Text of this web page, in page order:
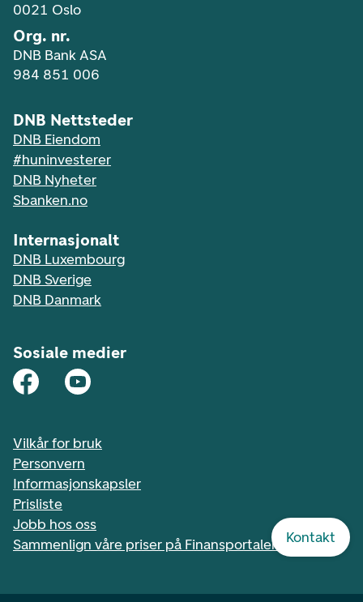
Kontakt
0021 Oslo
Org. nr.
DNB Bank ASA
984 851 006
DNB Nettsteder
DNB Eiendom
#huninvesterer
DNB Nyheter
Sbanken.no
Internasjonalt
DNB Luxembourg
DNB Sverige
DNB Danmark
Sosiale medier
Vilkår for bruk
Personvern
Informasjonskapsler
Prisliste
Jobb hos oss
Sammenlign våre priser på Finansportalen.no